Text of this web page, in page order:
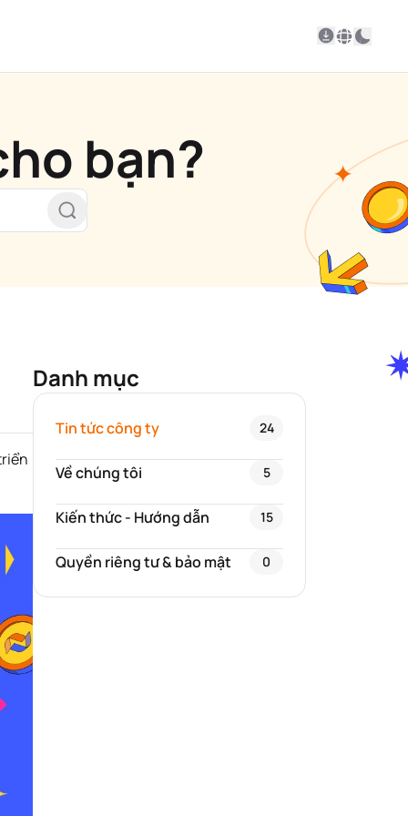
bạn?
Danh mục
Tin tức công ty 24
Về chúng tôi 5
Kiến thức - Hướng dẫn 15
Quyền riêng tư & bảo mật 0